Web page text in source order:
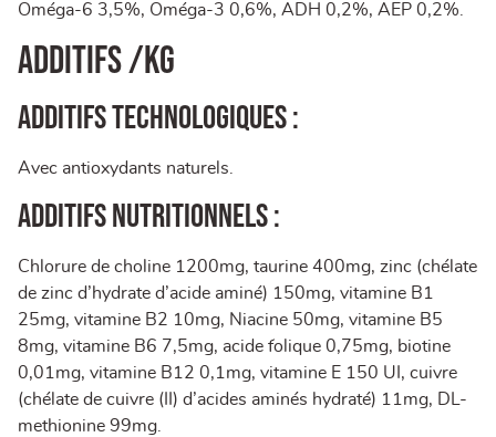
Oméga-6 3,5%, Oméga-3 0,6%, ADH 0,2%, AEP 0,2%.
Additifs /kg
Additifs technologiques :
Avec antioxydants naturels.
Additifs nutritionnels :
Chlorure de choline 1200mg, taurine 400mg, zinc (chélate
de zinc d’hydrate d’acide aminé) 150mg, vitamine B1
25mg, vitamine B2 10mg, Niacine 50mg, vitamine B5
8mg, vitamine B6 7,5mg, acide folique 0,75mg, biotine
0,01mg, vitamine B12 0,1mg, vitamine E 150 UI, cuivre
(chélate de cuivre (II) d’acides aminés hydraté) 11mg, DL-
methionine 99mg.